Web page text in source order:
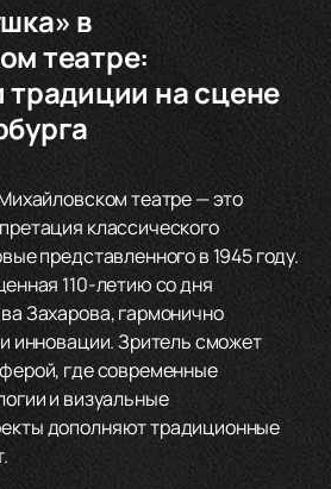
в
театре:
традиции на сцене
театре — это
классического
представленного в 1945 году.
110-летию со дня
Захарова, гармонично
инновации. Зритель сможет
где современные
и визуальные
дополняют традиционные